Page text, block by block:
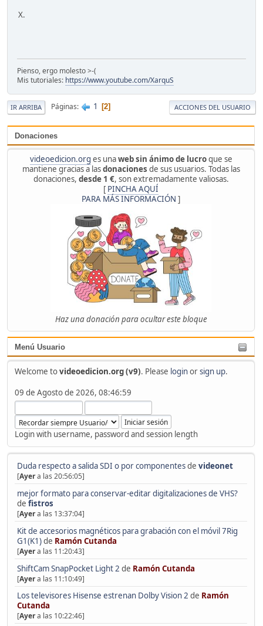
Donaciones
videoedicion.org es unaweb sin ánimo de lucroque se
mantiene gracias a lasdonaciones de sus usuarios. Todas las
donaciones, desde 1 €, son extremadamente valiosas.
[ PINCHA AQUÍ
PARA MÁS INFORMACIÓN ]
Haz una donación para ocultar este bloque
Menú Usuario
Welcome tovideoedicion.org (v9). Please loginorsign up.
09 de Agosto de 2026, 08:46:59
Login with username, password and session length
Duda respecto a salida SDI o por componentesde videonet
[Ayera las 20:56:05]
mejor formato para conservar-editar digitalizaciones de VHS?
de fistros
[Ayera las 13:37:04]
Kit de accesorios magnéticos para grabación con el móvil 7Rig
G1(K1)de Ramón Cutanda
[Ayera las 11:20:43]
ShiftCam SnapPocket Light 2 de Ramón Cutanda
[Ayera las 11:10:49]
Los televisores Hisense estrenan Dolby Vision 2 de Ramón
Cutanda
[Ayera las 10:22:46]
X.
Pienso, ergo molesto >-(
Mis tutoriales: https://www.youtube.com/XarquS
IR ARRIBA Páginas 1 2 ACCIONES DEL USUARIO